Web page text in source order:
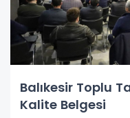
Balıkesir Toplu
Kalite Belgesi